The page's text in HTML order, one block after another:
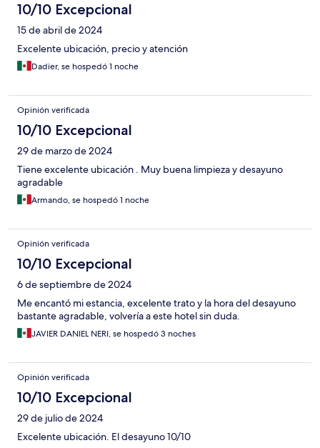
10/10 Excepcional
15 de abril de 2024
Excelente ubicación, precio y atención
Dadier, se hospedó 1 noche
Opinión verificada
10/10 Excepcional
29 de marzo de 2024
Tiene excelente ubicación . Muy buena limpieza y desayuno
agradable
Armando, se hospedó 1 noche
Opinión verificada
10/10 Excepcional
6 de septiembre de 2024
Me encantó mi estancia, excelente trato y la hora del desayuno
bastante agradable, volvería a este hotel sin duda.
JAVIER DANIEL NERI, se hospedó 3 noches
Opinión verificada
10/10 Excepcional
29 de julio de 2024
Excelente ubicación. El desayuno 10/10